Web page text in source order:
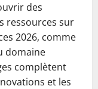
des
ressources sur
2026, comme
domaine
complètent
et les